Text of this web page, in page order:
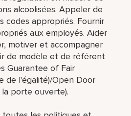
alcoolisées. Appeler de
codes appropriés. Fournir
aux employés. Aider
motiver et accompagner
de modèle et de référent
Guarantee of Fair
de l'égalité)/Open Door
porte ouverte).